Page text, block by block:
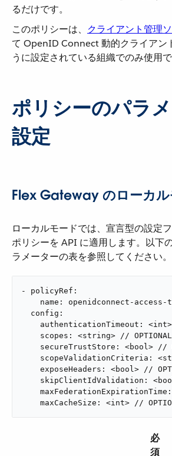
るだけです。
このポリシーは、​ クライアント管理
て OpenID Connect 動的クライアン
うに設定されている組織でのみ使用で
ポリシーのパラ
設定
Flex Gateway のローカル
ローカルモードでは、宣言型の設定
ポリシーを API に適用します。以下
ラメーターの表を参照してください。
- policyRef:
name: openidconnect-access-
  config:
authenticationTimeout:
scopes: <string> //
secureTrustStore: <bool> //
scopeValidationCriteria:
exposeHeaders: <bool> //
skipClientIdValidation:
maxCacheSize: <int> //
必
須